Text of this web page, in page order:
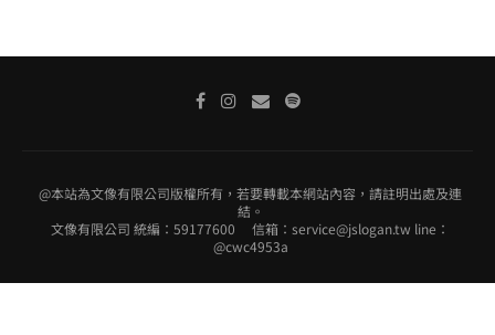
@本站為文像有限公司版權所有，若要轉載本網站內容，請註明出處及連
結。
文像有限公司 統編：59177600 信箱：service@jslogan.tw line：
@cwc4953a